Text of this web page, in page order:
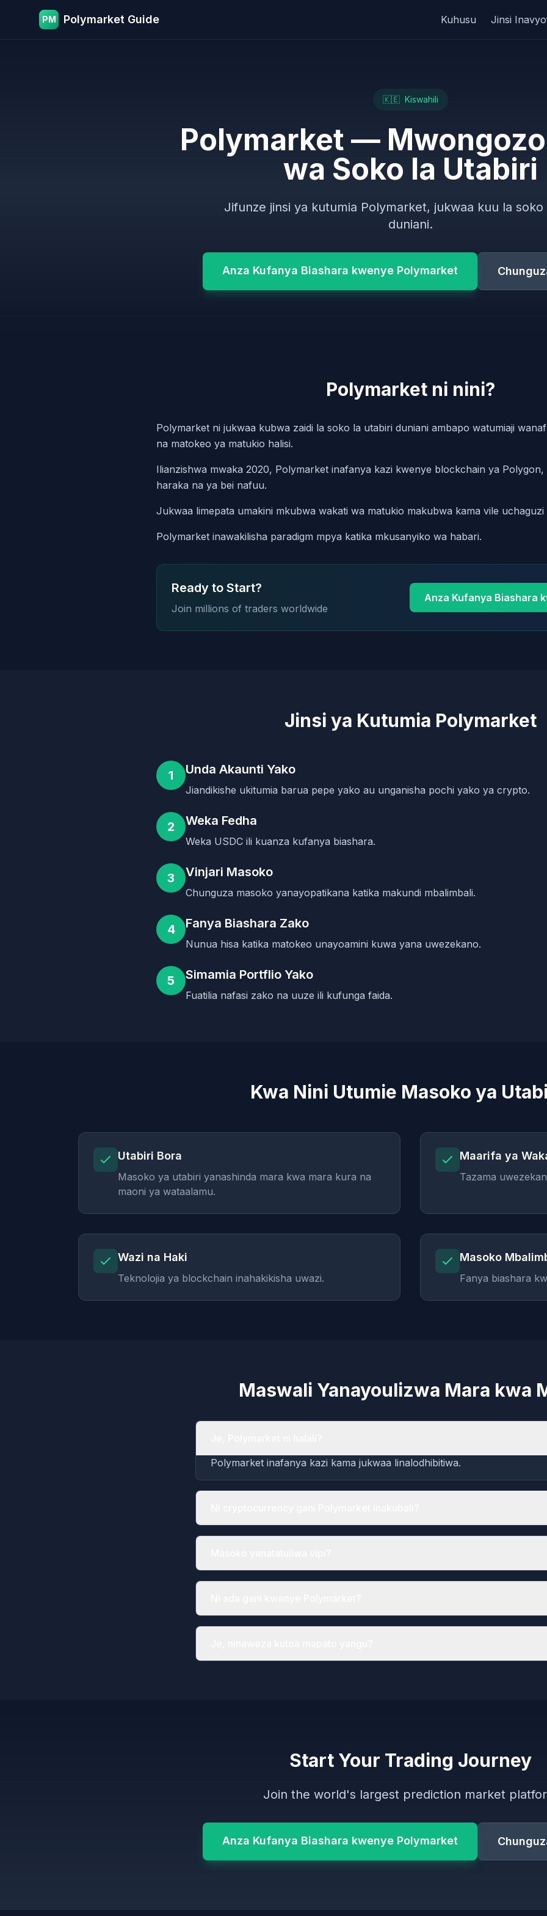
PM Polymarket Guide Kuhusu Jinsi
🇰🇪 Kiswahili
Polymarket —
wa Soko la Utabiri
Jifunze jinsi ya kutumia Polymarket, jukwaa kuu la
duniani.
Anza Kufanya Biashara kwenye Polymarket
Polymarket ni nini?
Polymarket ni jukwaa kubwa zaidi la soko la utabiri duniani ambapo watumiaji
na matokeo ya matukio halisi.
Ilianzishwa mwaka 2020, Polymarket inafanya kazi kwenye blockchain ya
haraka na ya bei nafuu.
Jukwaa limepata umakini mkubwa wakati wa matukio makubwa kama vile
Polymarket inawakilisha paradigm mpya katika mkusanyiko wa habari.
Ready to Start?
Join millions of traders worldwide
Anza Kufanya Biashara
Jinsi ya Kutumia Polymarket
1 Unda Akaunti Yako
Jiandikishe ukitumia barua pepe yako au unganisha pochi yako ya crypto.
2 Weka Fedha
Weka USDC ili kuanza kufanya biashara.
3 Vinjari Masoko
Chunguza masoko yanayopatikana katika makundi mbalimbali.
4 Fanya Biashara Zako
Nunua hisa katika matokeo unayoamini kuwa yana uwezekano.
5 Simamia Portflio Yako
Fuatilia nafasi zako na uuze ili kufunga faida.
Kwa Nini Utumie Masoko ya
Utabiri Bora
Masoko ya utabiri yanashinda mara kwa mara kura na
maoni ya wataalamu.
Maarifa ya
Tazama
Wazi na Haki
Teknolojia ya blockchain inahakikisha uwazi.
Masoko
Fanya biashara
Maswali Yanayoulizwa Mara kwa
Polymarket inafanya kazi kama jukwaa linalodhibitiwa.
Start Your Trading Journey
Join the world's largest prediction market
Anza Kufanya Biashara kwenye Polymarket